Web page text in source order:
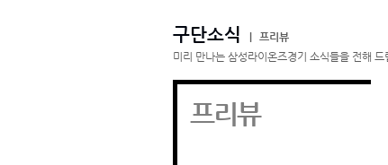
구단소식
프리뷰
미리 만나는 삼성라이온즈경기 소식들을 전해 드
프리뷰